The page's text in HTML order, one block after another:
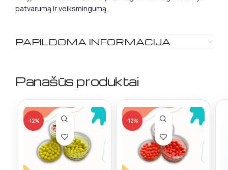
patvarumą ir veiksmingumą.
PAPILDOMA INFORMACIJA
Panašūs produktai
-12% -12%